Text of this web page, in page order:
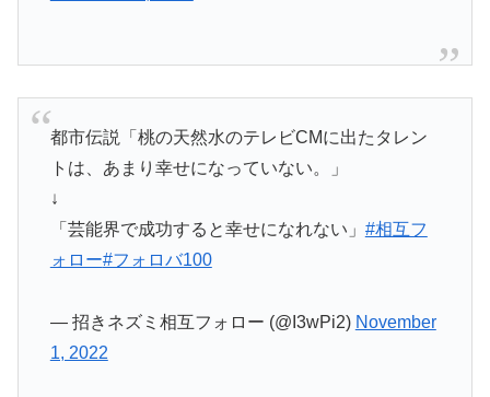
都市伝説「桃の天然水のテレビCMに出たタレン
トは、あまり幸せになっていない。」
↓
「芸能界で成功すると幸せになれない」 #相互フ
ォロー#フォロバ100
— 招きネズミ相互フォロー (@I3wPi2) November
1, 2022